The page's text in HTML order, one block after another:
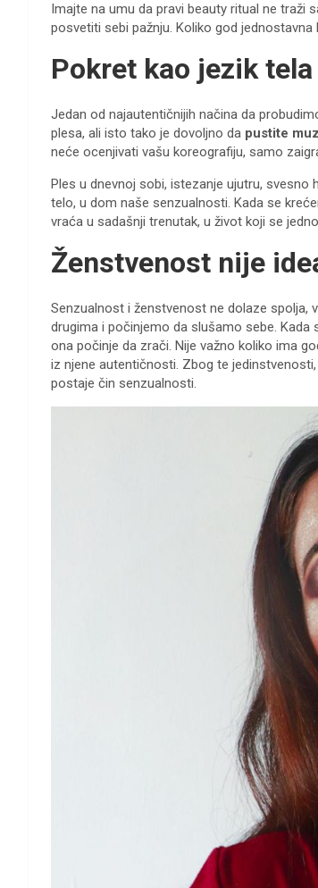
Imajte na umu da pravi beauty ritual ne traži
posvetiti sebi pažnju. Koliko god
Pokret kao jezik tela
Jedan od najautentičnijih načina da
plesa, ali isto tako je dovoljno da pustite
neće ocenjivati vašu koreografiju, samo
Ples u dnevnoj sobi, istezanje ujutru,
telo, u dom naše senzualnosti. Kada se
vraća u sadašnji trenutak, u život koji se
Ženstvenost nije
Senzualnost i ženstvenost ne dolaze spolja,
drugima i počinjemo da slušamo sebe. Kada
ona počinje da zrači. Nije važno koliko ima
iz njene autentičnosti. Zbog te
postaje čin senzualnosti.